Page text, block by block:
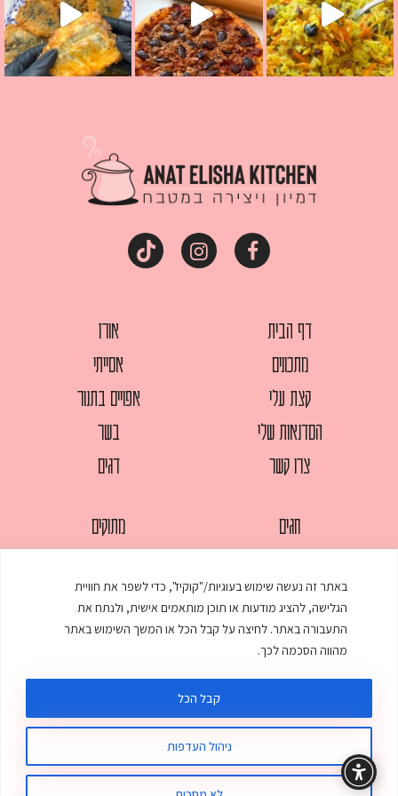
באתר זה נעשה שימוש בעוגיות/"קוקיז", כדי לשפר את חוויית
הגלישה, להציג מודעות או תוכן מותאמים אישית, ולנתח את
התעבורה באתר. לחיצה על קבל הכל או המשך השימוש באתר
מהווה הסכמה לכך.
ניהול העדפות
קבל הכל
דף הבית
מתכונים
קצת עלי
הסדנאות שלי
צרו קשר
אורז
אסייתי
אפויים בתנור
בשר
דגים
חגים
מאפים
ממולאים
מרקים
מתוקים
עוגות
עוף
© כל הזכויות שמורות לענת אלישע | עיצוב ובניית אתר
תקנון האתר מדיניות פרטיות